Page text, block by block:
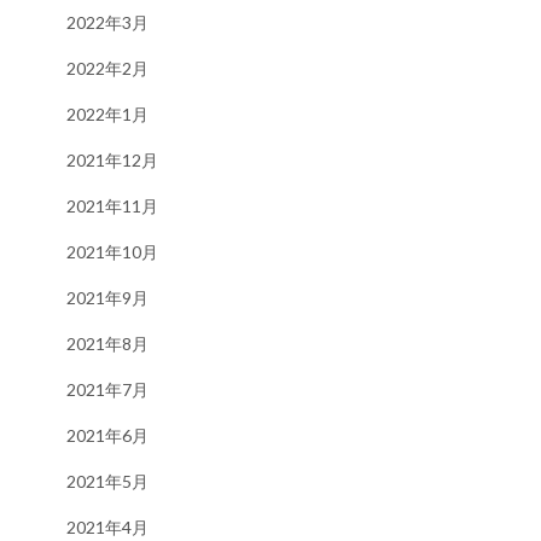
2022年3月
2022年2月
2022年1月
2021年12月
2021年11月
2021年10月
2021年9月
2021年8月
2021年7月
2021年6月
2021年5月
2021年4月